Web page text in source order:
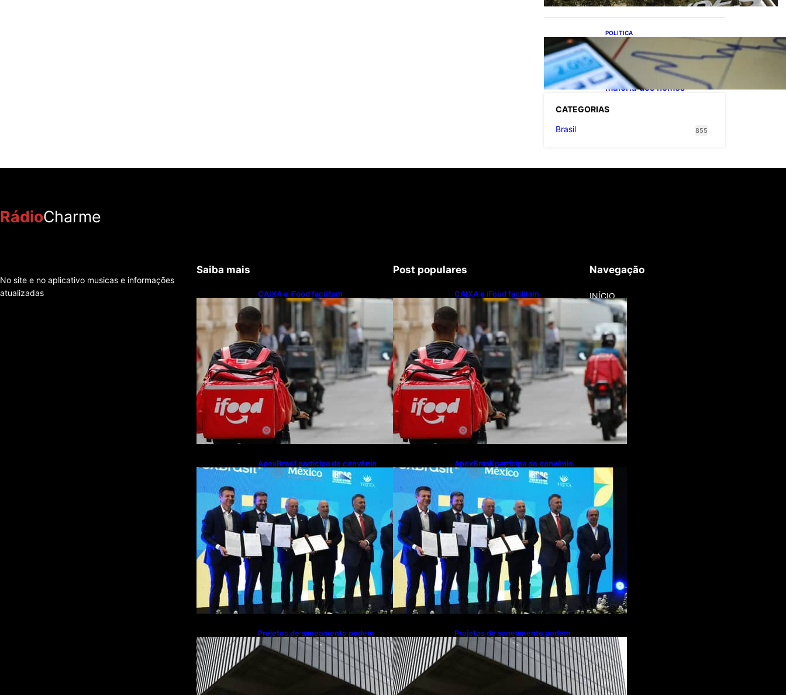
POLITICA
TCU lista mais de 6 mil
responsáveis com contas
irregulares; Nordeste e
Sudeste concentram
maioria dos nomes
CATEGORIAS
Brasil
855
RádioCharme
No site e no aplicativo musicas e informações
atualizadas
Saiba mais
CAIXA e iFood facilitam
financiamento de motos e bicicletas
elétricas para entregadores
ApexBrasil participa de convênio
para investimento de R$ 2,63
milhões em exportações de cachaça
Projetos de saneamento podem
beneficiar 18 milhões de brasileiros
Post populares
CAIXA e iFood facilitam
financiamento de motos e bicicletas
elétricas para entregadores
ApexBrasil participa de convênio
para investimento de R$ 2,63
milhões em exportações de cachaça
Projetos de saneamento podem
beneficiar 18 milhões de brasileiros
Navegação
INÍCIO